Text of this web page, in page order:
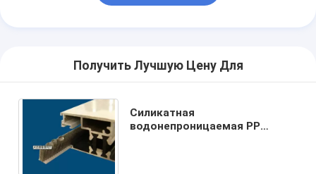
Получить Лучшую Цену Для
Силикатная
водонепроницаемая PP